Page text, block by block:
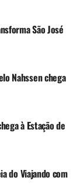
São José
Nahssen chega
à Estação de
do Viajando com